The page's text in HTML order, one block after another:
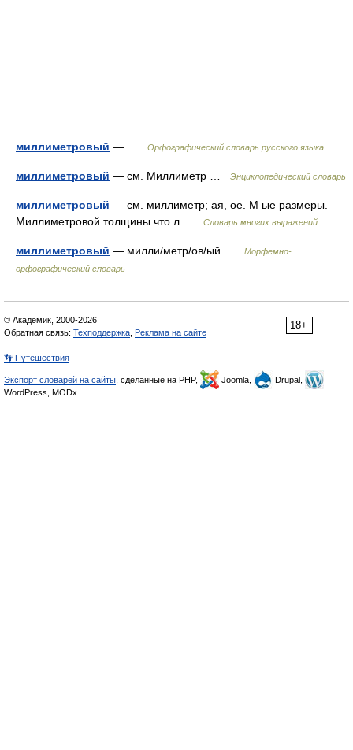
миллиметровый — … Орфографический словарь русского языка
миллиметровый — см. Миллиметр … Энциклопедический словарь
миллиметровый — см. миллиметр; ая, ое. М ые размеры.
Миллиметровой толщины что л …
Словарь многих выражений
миллиметровый — милли/метр/ов/ый …
Морфемно-
орфографический словарь
18+
© Академик, 2000-2026
Обратная связь: Техподдержка Реклама на сайте
👣 Путешествия
Экспорт словарей на сайты , сделанные на PHP, Joomla,
Drupal,
WordPress, MODx.